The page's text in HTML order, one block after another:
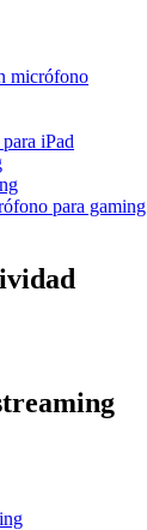
micrófono
iPad
para gaming